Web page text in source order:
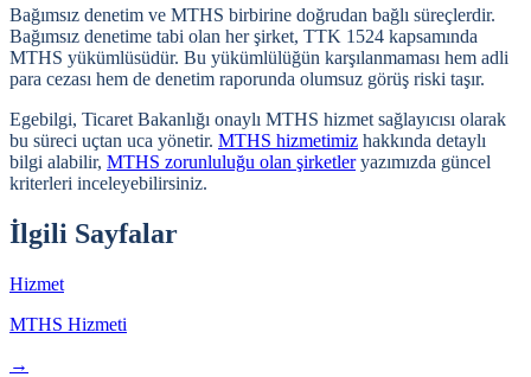
Bağımsız denetim ve MTHS birbirine doğrudan bağlı süreçlerdir.
Bağımsız denetime tabi olan her şirket, TTK 1524 kapsamında
MTHS yükümlüsüdür. Bu yükümlülüğün karşılanmaması hem adli
para cezası hem de denetim raporunda olumsuz görüş riski taşır.
Egebilgi, Ticaret Bakanlığı onaylı MTHS hizmet sağlayıcısı olarak
bu süreci uçtan uca yönetir. MTHS hizmetimiz hakkında detaylı
bilgi alabilir, MTHS zorunluluğu olan şirketler yazımızda güncel
kriterleri inceleyebilirsiniz.
İlgili Sayfalar
Hizmet
MTHS Hizmeti
→